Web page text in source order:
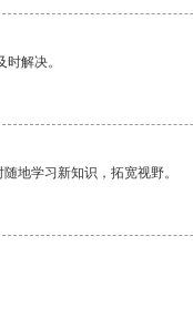
解决。
地学习新知识，拓宽视野。